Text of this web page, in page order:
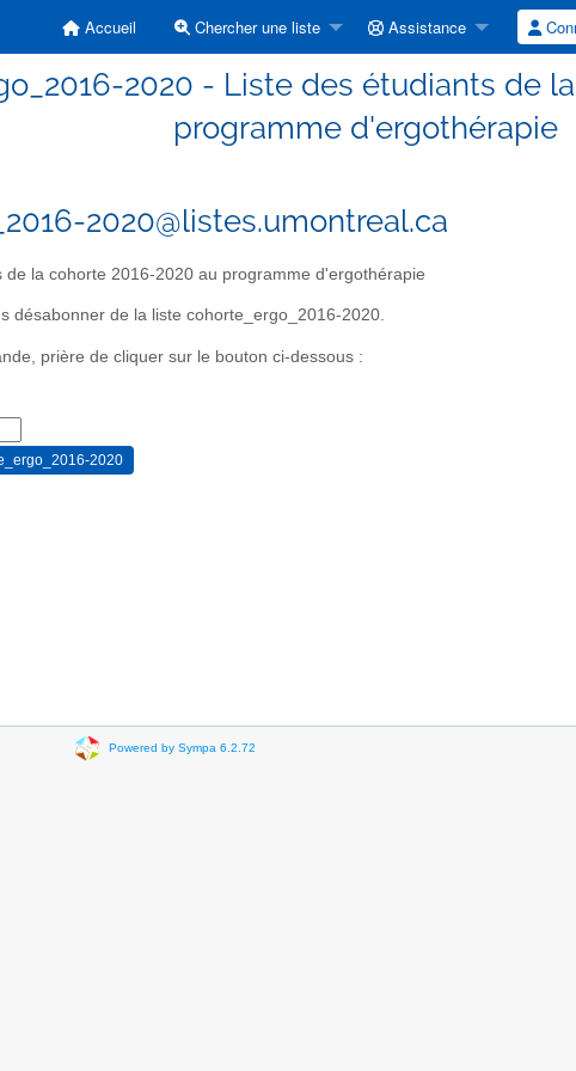
Accueil Chercher une liste Assistance
2020 - Liste des étudiants de
programme d'ergothérapie
2020@listes.umontreal.ca
de la cohorte 2016-2020 au programme d'ergothérapie
désabonner de la liste cohorte_ergo_2016-2020.
prière de cliquer sur le bouton ci-dessous :
Powered by Sympa 6.2.72